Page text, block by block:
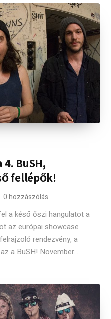
BuSH,
fellépők!
0 hozzászólás
a késő őszi hangulatot a
az európai showcase
rendezvény, a
a BuSH! November...